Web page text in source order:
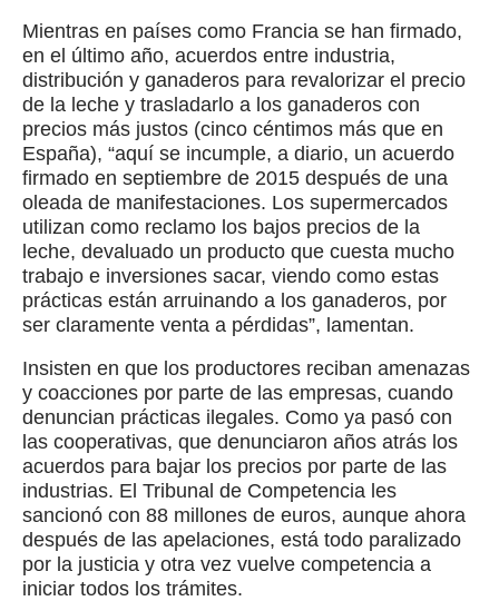
Mientras en países como Francia se han firmado,
en el último año, acuerdos entre industria,
distribución y ganaderos para revalorizar el precio
de la leche y trasladarlo a los ganaderos con
precios más justos (cinco céntimos más que en
España), “aquí se incumple, a diario, un acuerdo
firmado en septiembre de 2015 después de una
oleada de manifestaciones. Los supermercados
utilizan como reclamo los bajos precios de la
leche, devaluado un producto que cuesta mucho
trabajo e inversiones sacar, viendo como estas
prácticas están arruinando a los ganaderos, por
ser claramente venta a pérdidas”, lamentan.
Insisten en que los productores reciban amenazas
y coacciones por parte de las empresas, cuando
denuncian prácticas ilegales. Como ya pasó con
las cooperativas, que denunciaron años atrás los
acuerdos para bajar los precios por parte de las
industrias. El Tribunal de Competencia les
sancionó con 88 millones de euros, aunque ahora
después de las apelaciones, está todo paralizado
por la justicia y otra vez vuelve competencia a
iniciar todos los trámites.